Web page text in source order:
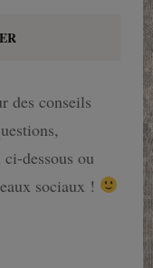
des conseils
dessous ou
sociaux !